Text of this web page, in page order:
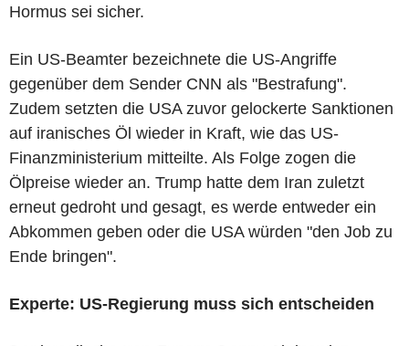
Hormus sei sicher.
Ein US-Beamter bezeichnete die US-Angriffe
gegenüber dem Sender CNN als "Bestrafung".
Zudem setzten die USA zuvor gelockerte Sanktionen
auf iranisches Öl wieder in Kraft, wie das US-
Finanzministerium mitteilte. Als Folge zogen die
Ölpreise wieder an. Trump hatte dem Iran zuletzt
erneut gedroht und gesagt, es werde entweder ein
Abkommen geben oder die USA würden "den Job zu
Ende bringen".
Experte: US-Regierung muss sich entscheiden